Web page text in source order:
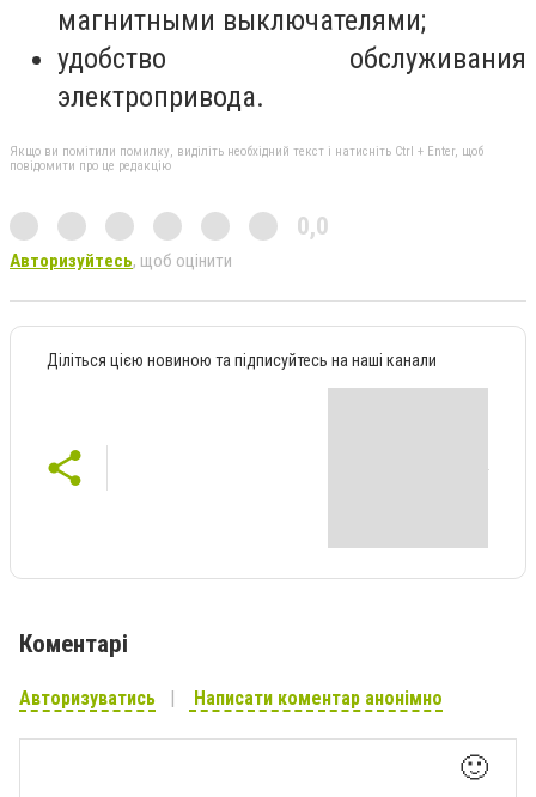
магнитными выключателями;
удобство обслуживания
электропривода.
Якщо ви помітили помилку, виділіть необхідний текст і натисніть Ctrl + Enter, щоб
повідомити про це редакцію
0,0
Авторизуйтесь, щоб оцінити
Діліться цією новиною та підписуйтесь на наші канали
Коментарі
Авторизуватись Написати коментар анонімно
🙂